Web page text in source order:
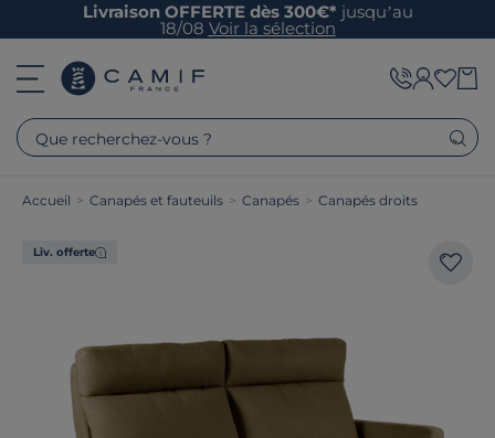
Livraison OFFERTE dès 300€* jusqu’au
18/08 Voir la sélection
Que recherchez-vous ?
Accueil > Canapés et fauteuils > Canapés > Canapés droits
Liv. offerte